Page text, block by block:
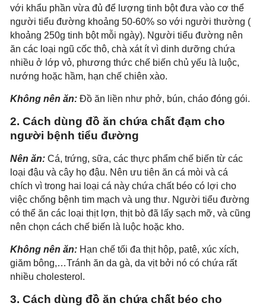
với khẩu phần vừa đủ để lượng tinh bột đưa vào cơ thể
người tiểu đường khoảng 50-60% so với người thường (
khoảng 250g tinh bột mỗi ngày). Người tiểu đường nên
ăn các loại ngũ cốc thô, chà xát ít vì dinh dưỡng chứa
nhiều ở lớp vỏ, phương thức chế biến chủ yếu là luộc,
nướng hoặc hầm, hạn chế chiên xào.
Không nên ăn: Đồ ăn liền như phở, bún, cháo đóng gói.
2. Cách dùng đồ ăn chứa chất đạm cho
người bệnh tiểu đường
Nên ăn: Cá, trứng, sữa, các thực phẩm chế biến từ các
loại đậu và cây họ đậu. Nên ưu tiên ăn cá mòi và cá
chích vì trong hai loại cá này chứa chất béo có lợi cho
việc chống bệnh tim mạch và ung thư. Người tiểu đường
có thể ăn các loại thịt lợn, thịt bò đã lấy sạch mỡ, và cũng
nên chọn cách chế biến là luộc hoặc kho.
Không nên ăn: Hạn chế tối đa thịt hộp, patê, xúc xích,
giăm bông,…Tránh ăn da gà, da vịt bởi nó có chứa rất
nhiều cholesterol.
3. Cách dùng đồ ăn chứa chất béo cho